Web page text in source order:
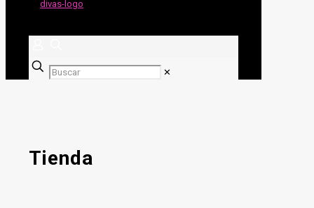
✕
Tienda